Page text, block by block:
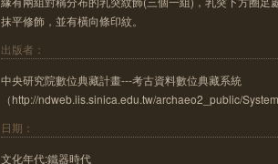
抹平修飾，並有橫向條印紋。
出版者：
中央研究院數位典藏計畫---考古資料數位典藏系統
（http://ndweb.iis.sinica.edu.tw/archaeo2_public/
日期：
文化年代:鐵器時代